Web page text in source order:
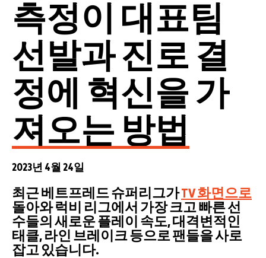
측정이 대표팀
선발과 진로 결
정에 혁신을 가
져오는 방법
2023년 4월 24일
최근 베트프레드 슈퍼리그가TV 화면으로
돌아와 럭비 리그에서 가장 크고 빠른 선
수들의 새로운 플레이 속도, 대격변적인
태클, 라인 브레이크 등으로 팬들을 사로
잡고 있습니다.